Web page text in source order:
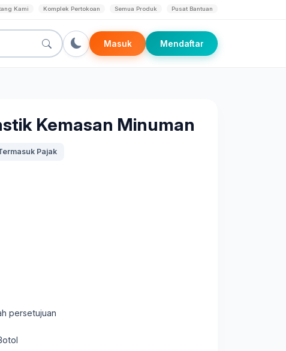
Kami Komplek Pertokoan Semua Produk Pusat Bantuan
Masuk Mendaftar
Kemasan Minuman
Pajak
persetujuan